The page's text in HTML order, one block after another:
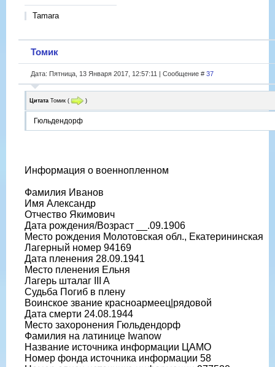
Tamara
Томик
Дата: Пятница, 13 Января 2017, 12:57:11 | Сообщение # 37
Цитата Томик ( )
Гюльдендорф
Информация о военнопленном
Фамилия Иванов
Имя Александр
Отчество Якимович
Дата рождения/Возраст __.09.1906
Место рождения Молотовская обл., Екатерининская
Лагерный номер 94169
Дата пленения 28.09.1941
Место пленения Ельня
Лагерь шталаг III A
Судьба Погиб в плену
Воинское звание красноармеец|рядовой
Дата смерти 24.08.1944
Место захоронения Гюльдендорф
Фамилия на латинице Iwanow
Название источника информации ЦАМО
Номер фонда источника информации 58